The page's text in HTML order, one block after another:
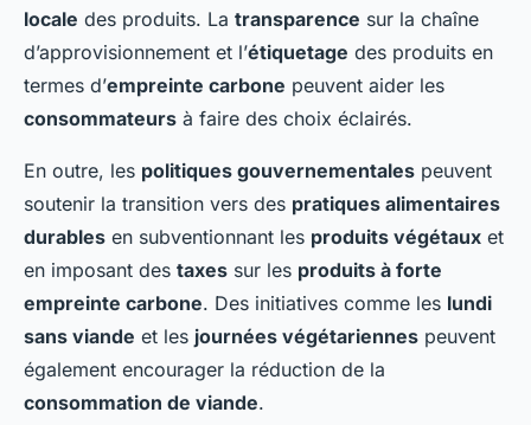
locale des produits. La transparence sur la chaîne
d’approvisionnement et l’étiquetage des produits en
termes d’empreinte carbone peuvent aider les
consommateurs à faire des choix éclairés.
En outre, les politiques gouvernementales peuvent
soutenir la transition vers des pratiques alimentaires
durables en subventionnant les produits végétaux et
en imposant des taxes sur les produits à forte
empreinte carbone. Des initiatives comme les lundi
sans viande et les journées végétariennes peuvent
également encourager la réduction de la
consommation de viande.